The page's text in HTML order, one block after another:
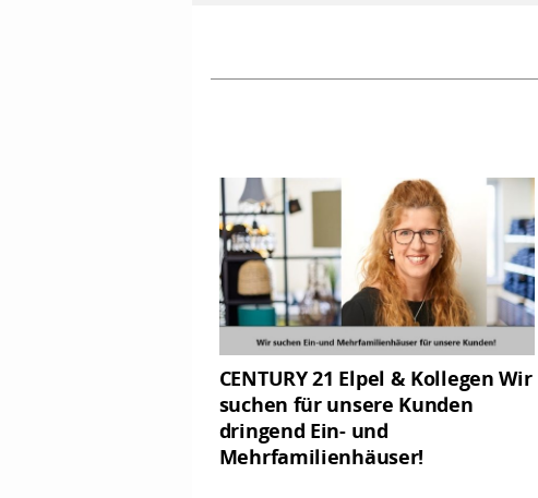
CENTURY 21 Elpel & Kollegen Wir
suchen für unsere Kunden
dringend Ein- und
Mehrfamilienhäuser!